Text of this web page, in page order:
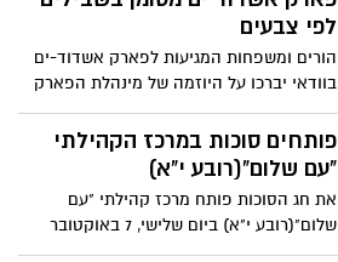
לפי צבעים
הורים ומשפחות המגיעות לפארק אשדוד-ים
בוודאי יברכו על היוזמה של מינהלת הפארק
שהחליטה לסמן את שבילי הפארק בחמישה
צבעים נפרדים. אם תשאלו על מה בדיוק
צריכים ההורים לברך ולמה זה כל כך חשוב
להם, נאמר לכם ששבילים אלה ככל שהם
מוסיפים צבע ויופי לפארק, הם גם מצילי
חיים. כיצד. בידיעה שלפניכם...
פותחים סוכות במרכז הקהילתי
"עם שלום"(רובע י"א)
את חג הסוכות פותח מרכז קהילתי "עם
שלום"(רובע י"א) ביום שלישי, 7 באוקטובר
2014 החל מהשעה 16:30 עם הפנינג של יצירה